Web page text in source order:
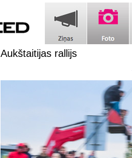
Aukštaitijas rallijs